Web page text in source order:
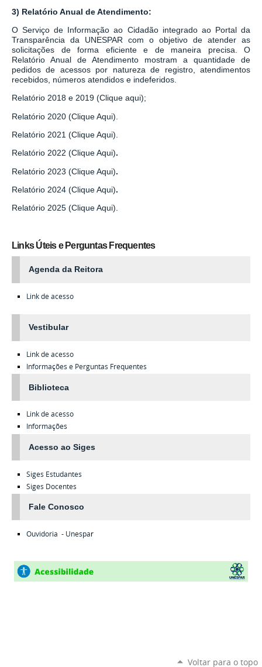
3) Relatório Anual de Atendimento:
O Serviço de Informação ao Cidadão integrado aoPortal da
Transparência da UNESPAR
com o objetivo de atender as
solicitações de forma eficiente e de maneira precisa. O
Relatório Anual de Atendimento mostram a quantidade de
pedidos de acessos por natureza de registro, atendimentos
recebidos, números atendidos e indeferidos.
Relatório 2018 e 2019 (Clique aqui);
Relatório 2020 (Clique Aqui).
Relatório 2021 (Clique Aqui).
Relatório 2022 (Clique Aqui).
Relatório 2023 (Clique Aqui).
Relatório 2024 (Clique Aqui).
Relatório 2025 (Clique Aqui).
Links Úteis e Perguntas Frequentes
Agenda da Reitora
Link de acesso
Vestibular
Link de acesso
Informações e Perguntas Frequentes
Biblioteca
Link de acesso
Informações
Acesso ao Siges
Siges Estudantes
Siges Docentes
Fale Conosco
Ouvidoria - Unespar
Voltar para o topo